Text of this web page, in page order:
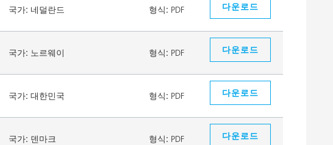
국가: 네덜란드 형식: PDF 다운로드
국가: 노르웨이 형식: PDF 다운로드
국가: 대한민국 형식: PDF 다운로드
국가: 덴마크 형식: PDF 다운로드